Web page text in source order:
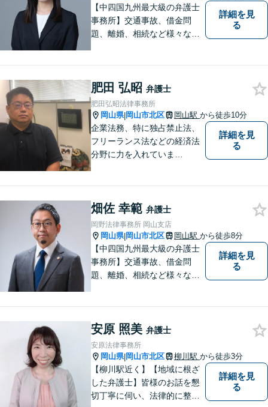
【中四国九州最大級の弁護士
事務所】交通事故、借金問
題、離婚、相続など様々な問
い！
詳細を見
る
肥田 弘昭 弁護士
肥田弘昭法律事務所
岡山県|岡山市北区 岡山駅 から徒歩10分
企業法務、特に独占禁止法、
フリーランス法などの経済法
分野に力を入れていま
詳細を見
る
畑佐 幸範 弁護士
岡野法律事務所 岡山支店
岡山県|岡山市北区 岡山駅 から徒歩8分
【中四国九州最大級の弁護士
事務所】交通事故、借金問
題、離婚、相続など様々な問
い！
詳細を見
る
安原 照美 弁護士
安原法律事務所
岡山県|岡山市北区 柳川駅 から徒歩3分
【柳川駅近く】【地域に根ざ
した弁護士】皆様のお話を懇
切丁寧に伺い、法律的に整理
詳細を見
る